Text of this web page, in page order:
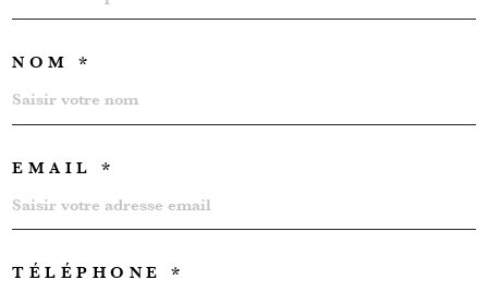
NOM *
EMAIL *
TÉLÉPHONE *